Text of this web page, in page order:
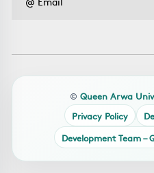
© Queen Arwa
Privacy Policy
Development Team –